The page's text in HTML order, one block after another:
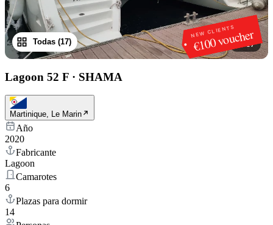
NEW CLIENTS
€100 voucher
1/17
Todas (17)
Lagoon 52 F · SHAMA
Martinique, Le Marin
Año
2020
Fabricante
Lagoon
Camarotes
6
Plazas para dormir
14